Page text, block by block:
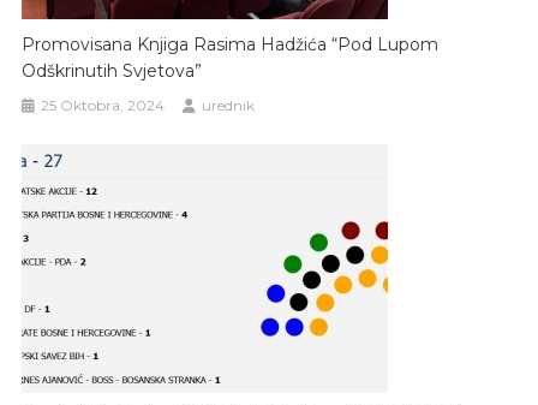
Promovisana Knjiga Rasima Hadžića “Pod Lupom
Odškrinutih Svjetova”
25 Oktobra, 2024 urednik